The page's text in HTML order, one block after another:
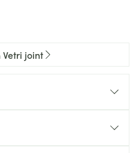
joint